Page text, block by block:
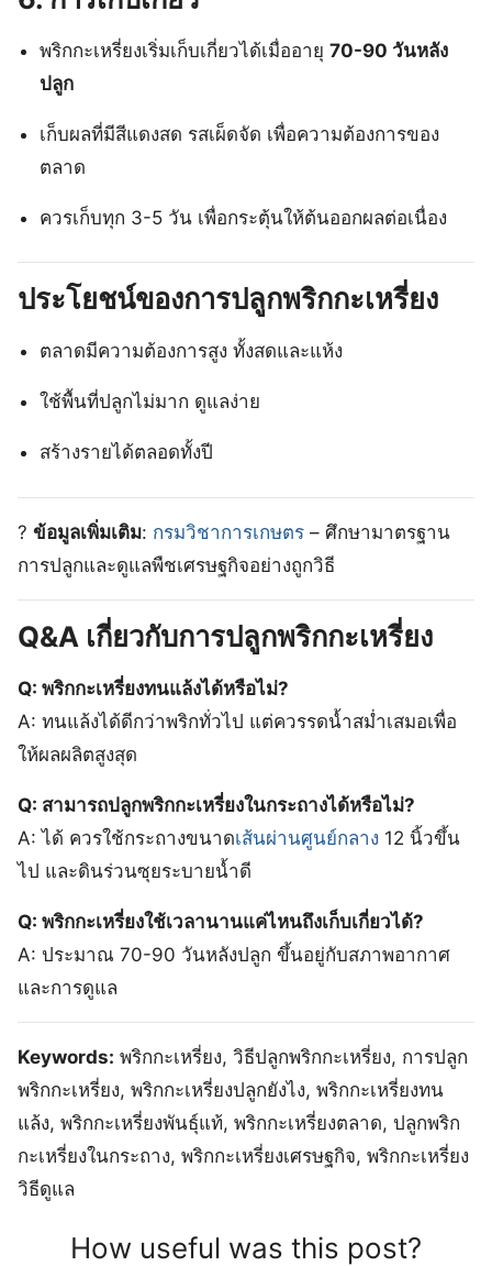
พริกกะเหรี่ยงเริ่มเก็บเกี่ยวได้เมื่ออายุ70-90 วันหลัง
ปลูก
เก็บผลที่มีสีแดงสด รสเผ็ดจัด เพื่อความต้องการของ
ตลาด
ควรเก็บทุก 3-5 วัน เพื่อกระตุ้นให้ต้นออกผลต่อเนื่อง
ประโยชน์ของการปลูกพริกกะเหรี่ยง
ตลาดมีความต้องการสูง ทั้งสดและแห้ง
ใช้พื้นที่ปลูกไม่มาก ดูแลง่าย
สร้างรายได้ตลอดทั้งปี
? ข้อมูลเพิ่มเติม: กรมวิชาการเกษตร – ศึกษามาตรฐาน
การปลูกและดูแลพืชเศรษฐกิจอย่างถูกวิธี
Q&A เกี่ยวกับการปลูกพริกกะเหรี่ยง
Q: พริกกะเหรี่ยงทนแล้งได้หรือไม่?
A: ทนแล้งได้ดีกว่าพริกทั่วไป แต่ควรรดน้ำสม่ำเสมอเพื่อ
ให้ผลผลิตสูงสุด
Q: สามารถปลูกพริกกะเหรี่ยงในกระถางได้หรือไม่?
A: ได้ ควรใช้กระถางขนาดเส้นผ่านศูนย์กลาง 12 นิ้วขึ้น
ไป และดินร่วนซุยระบายน้ำดี
Q: พริกกะเหรี่ยงใช้เวลานานแค่ไหนถึงเก็บเกี่ยวได้?
A: ประมาณ 70-90 วันหลังปลูก ขึ้นอยู่กับสภาพอากาศ
และการดูแล
Keywords: พริกกะเหรี่ยง, วิธีปลูกพริกกะเหรี่ยง, การปลูก
พริกกะเหรี่ยง, พริกกะเหรี่ยงปลูกยังไง, พริกกะเหรี่ยงทน
แล้ง, พริกกะเหรี่ยงพันธุ์แท้, พริกกะเหรี่ยงตลาด, ปลูกพริก
กะเหรี่ยงในกระถาง, พริกกะเหรี่ยงเศรษฐกิจ, พริกกะเหรี่ยง
วิธีดูแล
How useful was this post?